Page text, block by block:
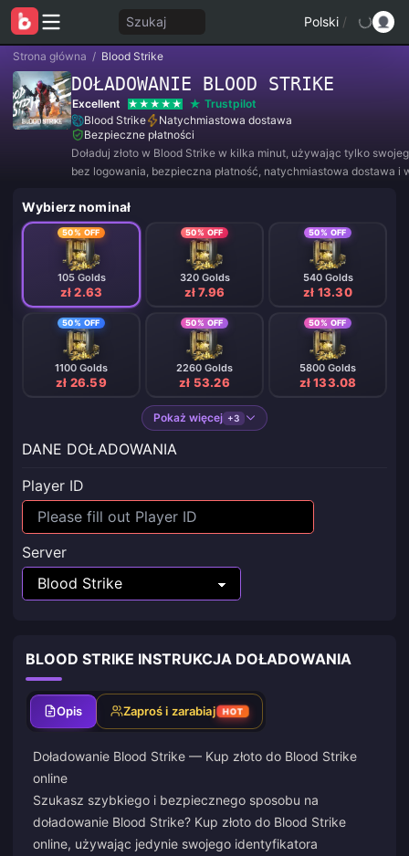
Szukaj Polski /
Strona główna / Blood Strike
DOŁADOWANIE BLOOD STRIKE
Excellent
Trustpilot
Blood Strike
Natychmiastowa dostawa
Bezpieczne płatności
Doładuj złoto w Blood Strike w kilka minut, używając tylko
bez logowania, bezpieczna płatność, natychmiastowa dostawa i
Wybierz nominał
50% OFF
105 Golds
zł 2.63
50% OFF
320 Golds
zł 7.96
50% OFF
540 Golds
zł 13.30
50% OFF
1100 Golds
zł 26.59
50% OFF
2260 Golds
zł 53.26
50% OFF
5800 Golds
zł 133.08
Pokaż więcej +3
DANE DOŁADOWANIA
Player ID
Server
BLOOD STRIKE INSTRUKCJA DOŁADOWANIA
Opis Zaproś i zarabiaj HOT
Doładowanie Blood Strike — Kup złoto do Blood Strike
online
Szukasz szybkiego i bezpiecznego sposobu na
doładowanie Blood Strike? Kup złoto do Blood Strike
online, używając jedynie swojego identyfikatora